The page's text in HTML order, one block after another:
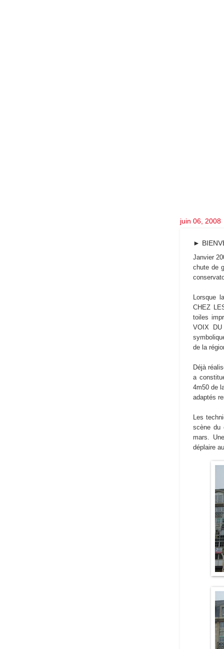
juin 06, 2008
►
Janvier
chute de
Lorsque
CHEZ
toiles
VOIX
de la
Déjà
a
4m50 de
adaptés
Les
scène du
mars.
déplaire